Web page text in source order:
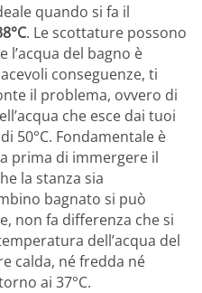
quando si fa il
. Le scottature possono
l’acqua del bagno è
conseguenze, ti
il problema, ovvero di
che esce dai tuoi
50°C. Fondamentale è
prima di immergere il
la stanza sia
bagnato si può
non fa differenza che si
dell’acqua del
calda, né fredda né
ai 37°C.